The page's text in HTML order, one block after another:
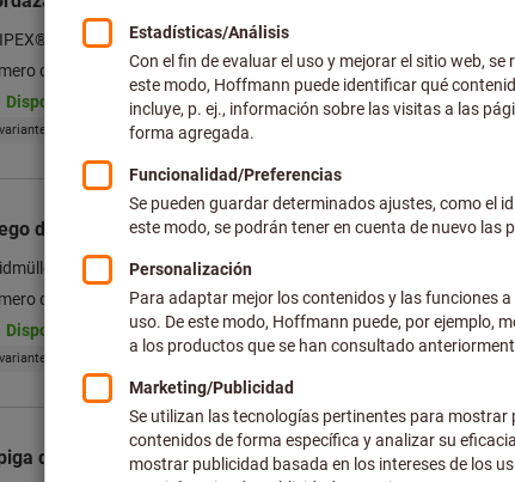
de artículo: 705805
Disponible
de terminales de cabless
de artículo: 729497
Disponible
de rosca con tornillo para remachadora